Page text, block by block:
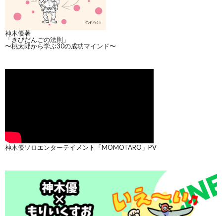
神木優著
「きびだんごの法則」
〜桃太郎から学ぶ30の成功マインド〜
神木優ソロエンターテイメント「MOMOTARO」PV